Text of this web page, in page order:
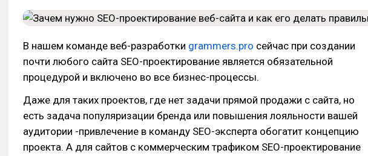
В нашем команде веб-разработки grammers.pro сейчас при создании
почти любого сайта SEO-проектирование является обязательной
процедурой и включено во все бизнес-процессы.
Даже для таких проектов, где нет задачи прямой продажи с сайта, но
есть задача популяризации бренда или повышения лояльности вашей
аудитории -привлечение в команду SEO-эксперта обогатит концепцию
проекта. А для сайтов с коммерческим трафиком SEO-проектирование